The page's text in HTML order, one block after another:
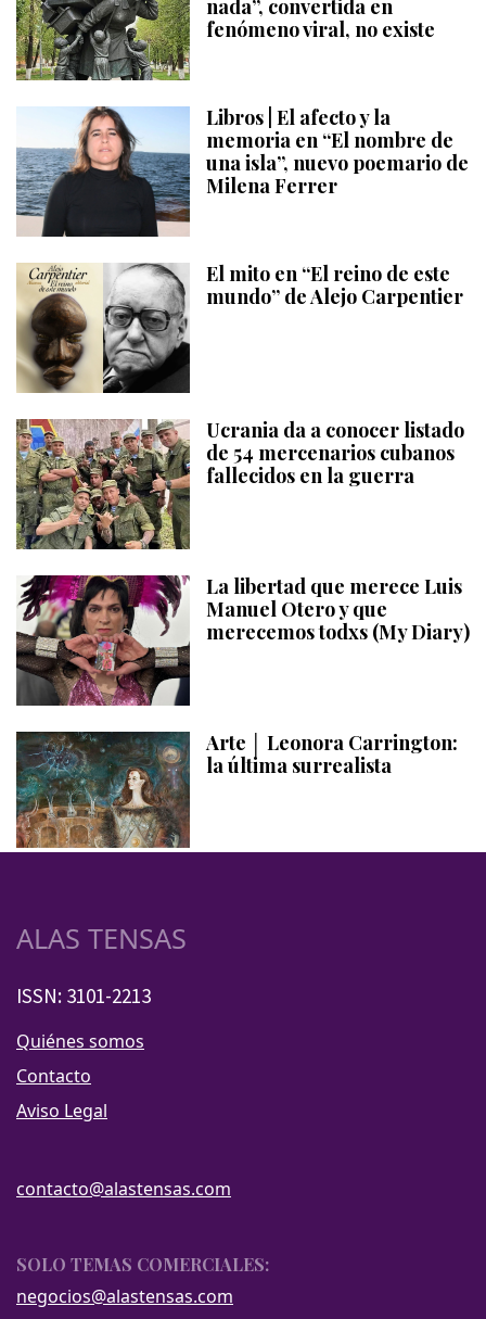
nada”, convertida en
fenómeno viral, no existe
Libros | El afecto y la
memoria en “El nombre de
una isla”, nuevo poemario de
Milena Ferrer
El mito en “El reino de este
mundo” de Alejo Carpentier
Ucrania da a conocer listado
de 54 mercenarios cubanos
fallecidos en la guerra
La libertad que merece Luis
Manuel Otero y que
merecemos todxs (My Diary)
Arte │ Leonora Carrington:
la última surrealista
ALAS TENSAS
ISSN: 3101-2213
Quiénes somos
Contacto
Aviso Legal
contacto@alastensas.com
SOLO TEMAS COMERCIALES:
negocios@alastensas.com